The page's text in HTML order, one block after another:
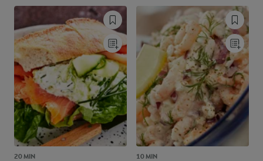
20 MIN 10 MIN